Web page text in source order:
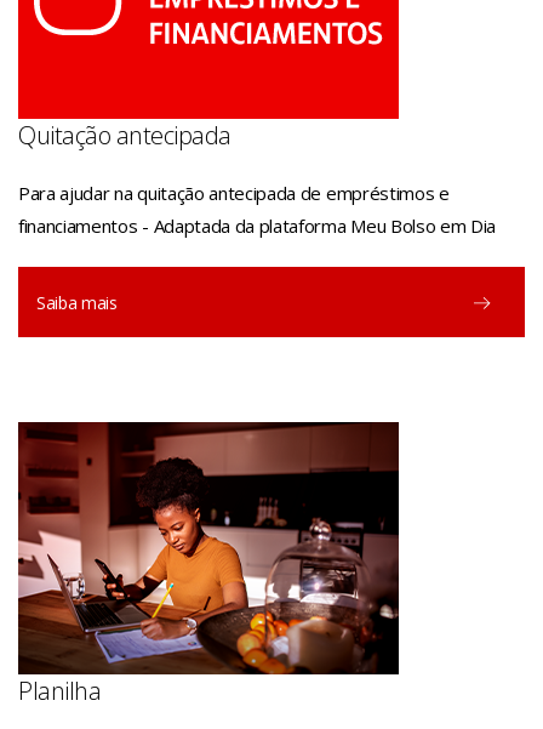
Quitação antecipada
Para ajudar na quitação antecipada de empréstimos e
financiamentos - Adaptada da plataforma Meu Bolso em Dia
Saiba mais
Planilha